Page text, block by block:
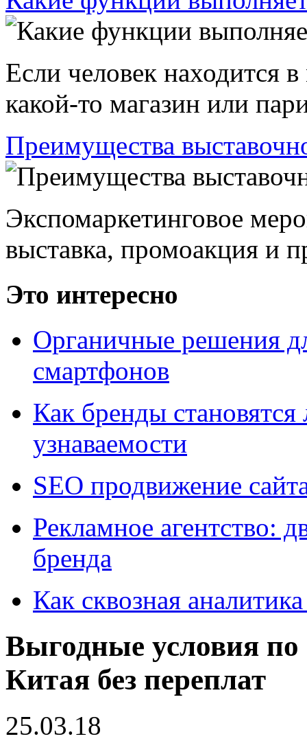
Если человек находится
какой-то магазин или
Преимущества
Экспомаркетинговое
выставка, промоакция и
Это интересно
Органичные решения
смартфонов
Как бренды
узнаваемости
SEO продвижение
Рекламное агентство:
бренда
Как сквозная
Выгодные условия по
Китая без переплат
25.03.18